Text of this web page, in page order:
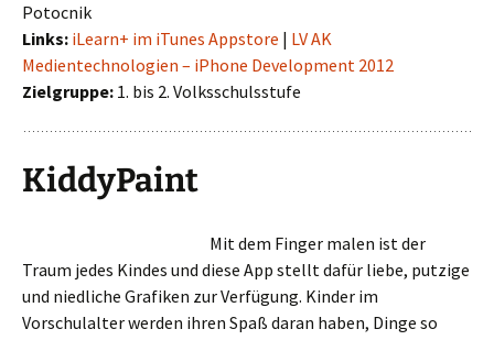
Potocnik
Links: iLearn+ im iTunes Appstore | LV AK
Medientechnologien – iPhone Development 2012
Zielgruppe: 1. bis 2. Volksschulsstufe
KiddyPaint
Mit dem Finger malen ist der
Traum jedes Kindes und diese App stellt dafür liebe, putzige
und niedliche Grafiken zur Verfügung. Kinder im
Vorschulalter werden ihren Spaß daran haben, Dinge so